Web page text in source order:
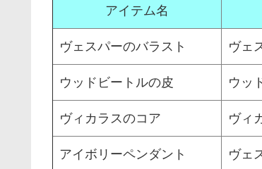
アイテム名
ヴェスパーのバラスト ヴェ
ウッドビートルの皮 ウッ
ヴィカラスのコア ヴィ
アイボリーペンダント ヴェ